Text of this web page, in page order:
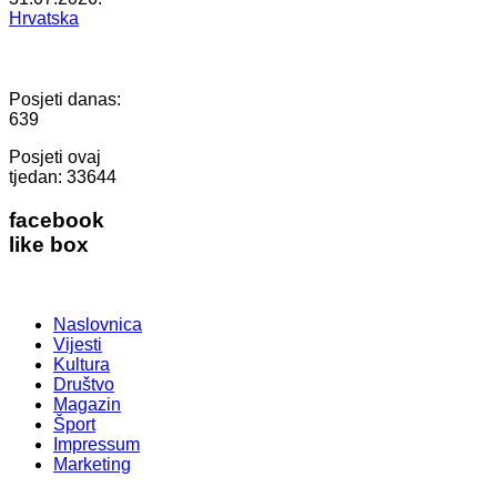
Hrvatska
Posjeti danas:
639
Posjeti ovaj
tjedan: 33644
facebook
like box
Naslovnica
Vijesti
Kultura
Društvo
Magazin
Šport
Impressum
Marketing